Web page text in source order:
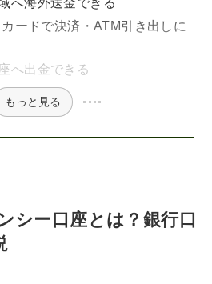
ードで決済・ATM引き出しに
へ出金できる
もっと見る
シー口座とは？銀行口